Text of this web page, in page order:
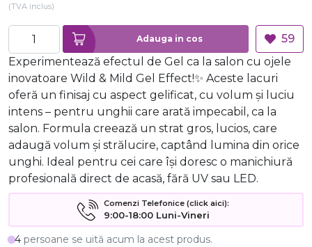
(TVA inclus)
Adauga in cos
59
Experimentează efectul de Gel ca la salon cu ojele
inovatoare Wild & Mild Gel Effect!✨ Aceste lacuri
oferă un finisaj cu aspect gelificat, cu volum și luciu
intens – pentru unghii care arată impecabil, ca la
salon. Formula creează un strat gros, lucios, care
adaugă volum și strălucire, captând lumina din orice
unghi. Ideal pentru cei care își doresc o manichiură
profesională direct de acasă, fără UV sau LED.
Comenzi Telefonice (click aici):
9:00-18:00 Luni-Vineri
4 persoane se uită acum la acest produs.